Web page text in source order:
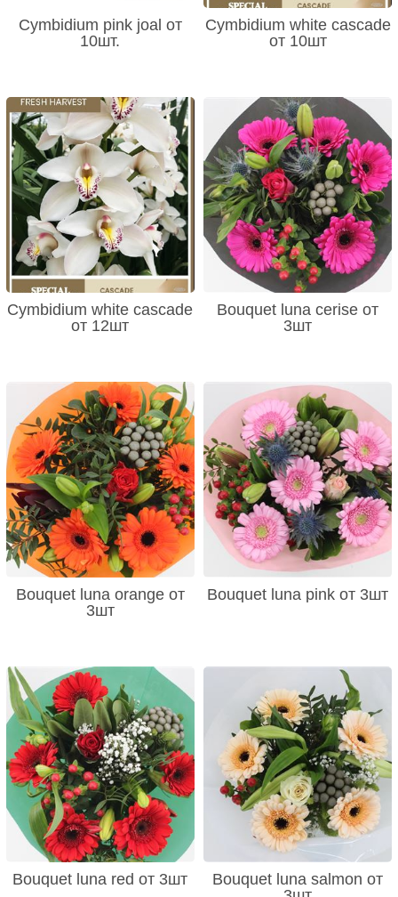
Cymbidium pink joal от
10шт.
Cymbidium white cascade
от 10шт
Cymbidium white cascade
от 12шт
Bouquet luna cerise от
3шт
Bouquet luna orange от
3шт
Bouquet luna pink от 3шт
Bouquet luna red от 3шт
Bouquet luna salmon от